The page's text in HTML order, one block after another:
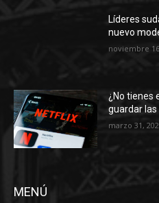
Líderes
nuevo
noviembre
¿No tienes
guardar
marzo 31,
MENÚ